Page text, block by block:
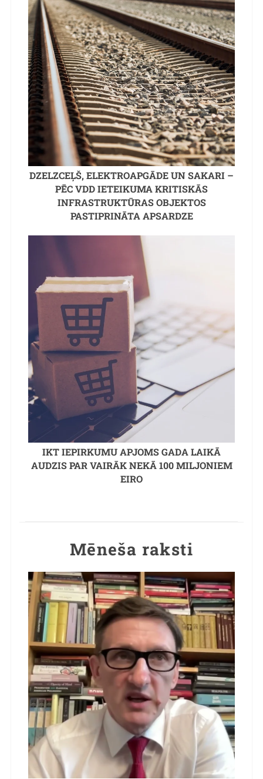
DZELZCEĻŠ, ELEKTROAPGĀDE UN SAKARI –
PĒC VDD IETEIKUMA KRITISKĀS
INFRASTRUKTŪRAS OBJEKTOS
PASTIPRINĀTA APSARDZE
IKT IEPIRKUMU APJOMS GADA LAIKĀ
AUDZIS PAR VAIRĀK NEKĀ 100 MILJONIEM
EIRO
Mēneša raksti